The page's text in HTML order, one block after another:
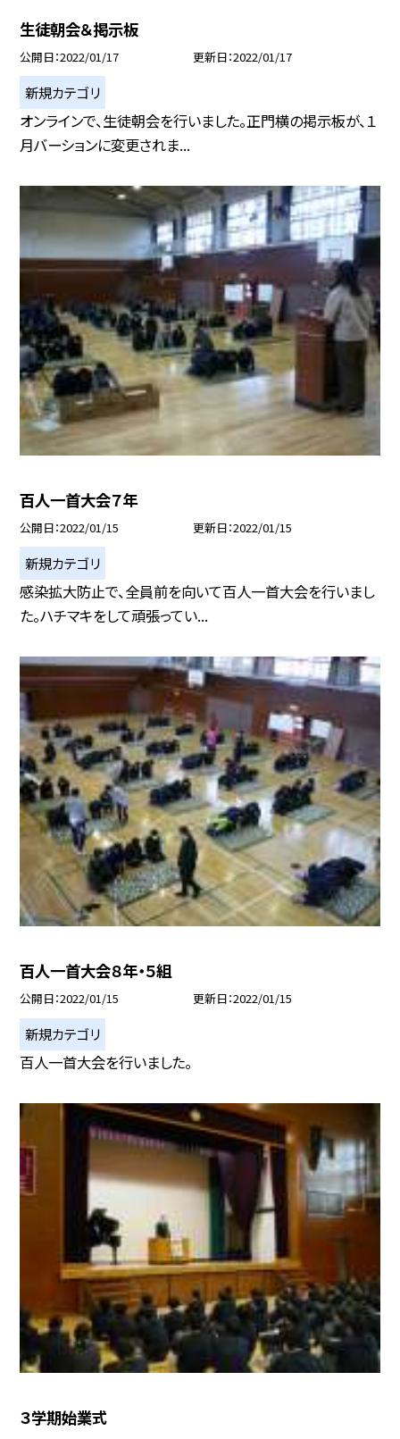
生徒朝会＆掲示板
公開日 2022/01/17 更新日 2022/01/17
新規カテゴリ
オンラインで、生徒朝会を行いました。正門横の掲示板が、１
月バーションに変更されま...
百人一首大会７年
公開日 2022/01/15 更新日 2022/01/15
新規カテゴリ
感染拡大防止で、全員前を向いて百人一首大会を行いまし
た。ハチマキをして頑張ってい...
百人一首大会８年・５組
公開日 2022/01/15 更新日 2022/01/15
新規カテゴリ
百人一首大会を行いました。
３学期始業式